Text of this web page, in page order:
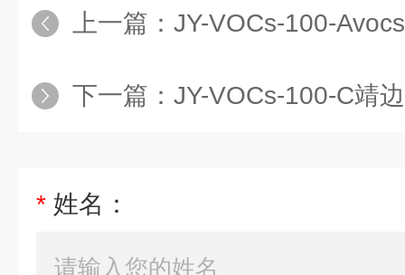
上一篇： JY-VOCs-100-
下一篇： JY-VOCs-100-C靖边
* 姓名：